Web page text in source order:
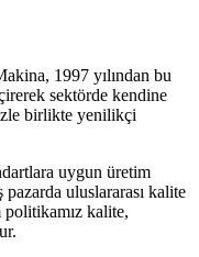
1997 yılından bu
sektörde kendine
birlikte yenilikçi
uygun üretim
uluslararası kalite
politikamız kalite,